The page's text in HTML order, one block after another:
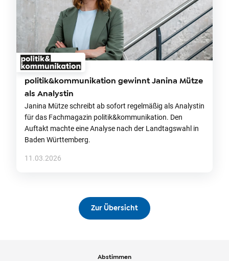
politik&kommunikation gewinnt Janina Mütze
als Analystin
Janina Mütze schreibt ab sofort regelmäßig als Analystin
für das Fachmagazin politik&kommunikation. Den
Auftakt machte eine Analyse nach der Landtagswahl in
Baden Württemberg.
11.03.2026
Zur Übersicht
Abstimmen